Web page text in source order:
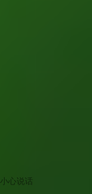
小心说话